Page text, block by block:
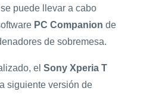
puede llevar a cabo
PC Companion de
de sobremesa.
el Sony Xperia T
siguiente versión de